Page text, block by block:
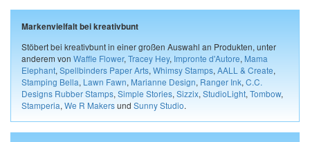
Markenvielfalt bei kreativbunt
Stöbert bei kreativbunt in einer großen Auswahl an Produkten, unter
anderem von Waffle Flower, Tracey Hey, Impronte d'Autore, Mama
Elephant, Spellbinders Paper Arts, Whimsy Stamps, AALL & Create,
Stamping Bella, Lawn Fawn, Marianne Design, Ranger Ink, C.C.
Designs Rubber Stamps, Simple Stories, Sizzix, StudioLight, Tombow,
Stamperia, We R Makersund Sunny Studio.